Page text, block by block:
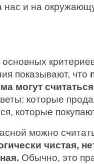
нас и на
показывают, что
могут
которые
которые
можно
чистая,
Обычно, это